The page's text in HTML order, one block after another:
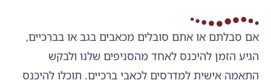
אם סבלתם או אתם סובלים מכאבים בגב או בברכיים,
הגיע הזמן להיכנס לאחד מהסניפים שלנו ולבקש
התאמה אישית למדרסים לכאבי ברכיים. תוכלו להיכנס